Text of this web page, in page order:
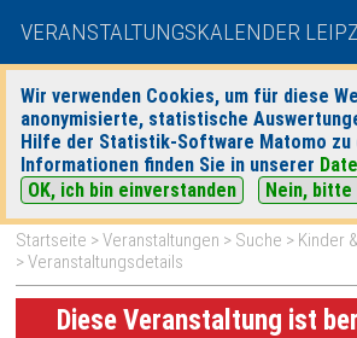
VERANSTALTUNGSKALENDER
Wir verwenden Cookies, um für diese
anonymisierte, statistische
Hilfe der Statistik-Software Matomo zu
Informationen finden Sie in unserer
OK, ich bin einverstanden
Nein, bitte
heute|
Startseite >Veranstaltungen > Suche > Kinder
> Veranstaltungsdetails
Diese Veranstaltung ist